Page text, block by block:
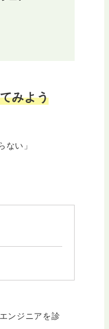
みよう
い」
ンジニアを診